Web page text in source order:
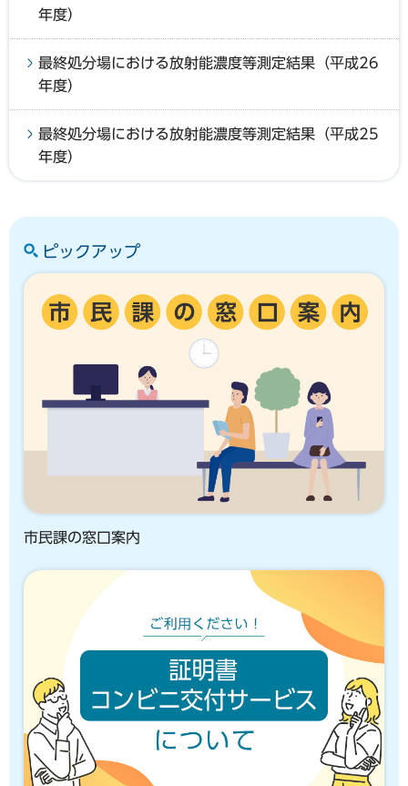
年度）
最終処分場における放射能濃度等測定結果（平成26
年度）
最終処分場における放射能濃度等測定結果（平成25
年度）
ピックアップ
市民課の窓口案内